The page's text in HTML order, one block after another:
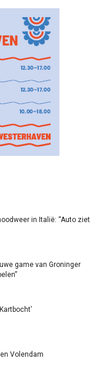
in Italië: “Auto ziet
game van Groninger
Volendam